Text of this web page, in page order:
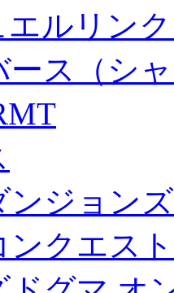
エルリン
ース（シ
ンジョン
クエスト